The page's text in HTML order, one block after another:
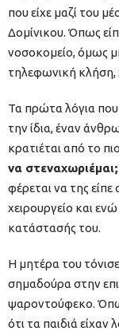
που είχε μαζί του
Δομίνικου. Όπως
νοσοκομείο, όμως
τηλεφωνική κλήση,
Τα πρώτα λόγια που
την ίδια, έναν
κρατιέται από το
να
φέρεται να της
χειρουργείο και
κατάστασής του.
Η μητέρα του τόνισε
σημαδούρα στην
ψαροντούφεκο.
ότι τα παιδιά